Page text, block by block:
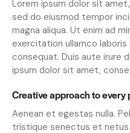
Lorem ipsum dolor sit
sed do eiusmod tempor
magna aliqua. Ut enim ad
exercitation ullamco
consequat. Duis aute irure
ipsum dolor sit amet,
Creative approach to every
Aenean et egestas nulla.
tristique senectus et